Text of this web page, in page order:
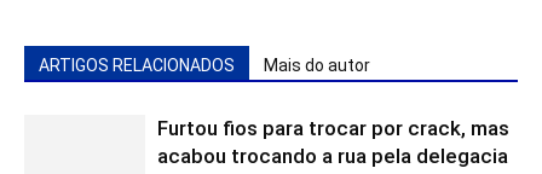
ARTIGOS RELACIONADOS Mais do autor
Furtou fios para trocar por crack, mas
acabou trocando a rua pela delegacia